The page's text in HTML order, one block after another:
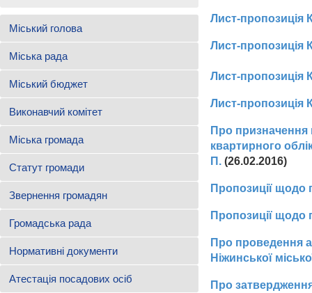
Міський голова
Міська рада
Міський бюджет
Виконавчий комітет
Міська громада
Статут громади
Звернення громадян
Громадська рада
Нормативні документи
Атестація посадових осіб
Лист-пропозиція
Лист-пропозиція
Лист-пропозиція
Лист-пропозиція
Про призначення
квартирного
П. (26.02.2016)
Пропозиції щодо
Пропозиції щодо
Про проведення
Ніжинської
Про